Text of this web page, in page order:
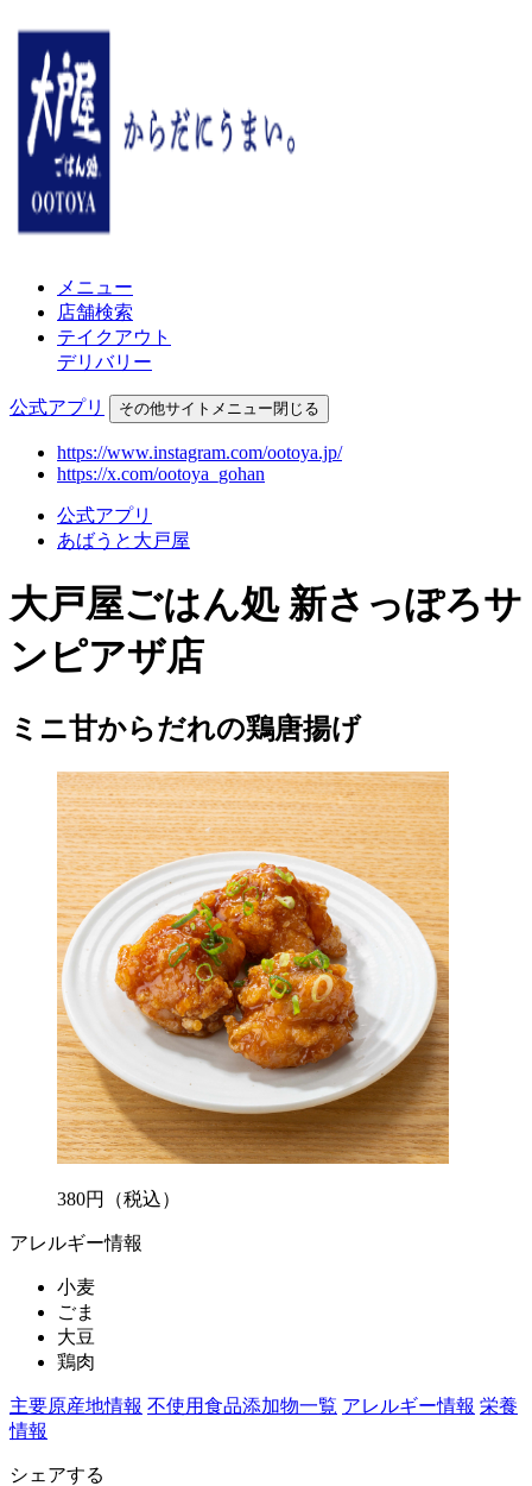
メニュー
店舗検索
テイクアウト
デリバリー
公式アプリ その他サイトメニュー閉じる
https://www.instagram.com/ootoya.jp/
https://x.com/ootoya_gohan
公式アプリ
あばうと大戸屋
大戸屋ごはん処 新さっぽろサ
ンピアザ店
ミニ甘からだれの鶏唐揚げ
380円 （税込）
アレルギー情報
小麦
ごま
大豆
鶏肉
主要原産地情報 不使用食品添加物一覧 アレルギー情報 栄養
情報
シェアする